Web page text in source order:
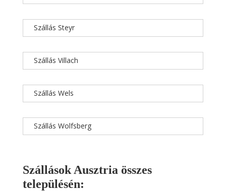
Szállás Steyr
Szállás Villach
Szállás Wels
Szállás Wolfsberg
Szállások Ausztria összes
településén: